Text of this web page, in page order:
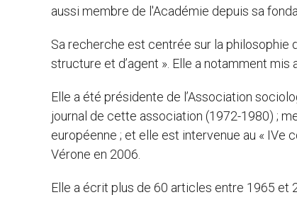
aussi membre de l'Académie depuis sa
Sa recherche est centrée sur la
structure et d’agent ». Elle a notamment mis
Elle a été présidente de l’Association
journal de cette association (1972-1980) ;
européenne ; et elle est intervenue au « IVe
Vérone en 2006.
Elle a écrit plus de 60 articles entre 1965 et